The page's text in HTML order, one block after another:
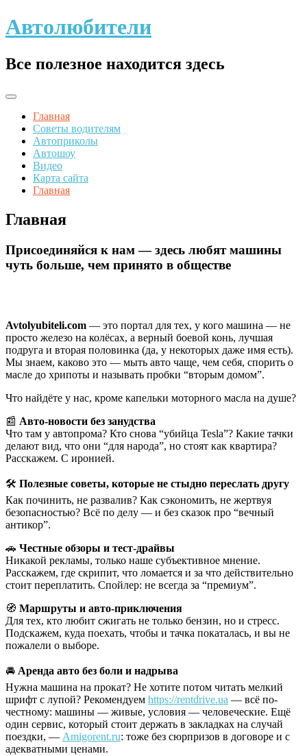
Skip
to
Автолюбители
Все полезное находится здесь
Главная
Советы водителям
Автоприколы
Автошоу
Видео
Карта сайта
Главная
Главная
Присоединяйся к нам — здесь любят машины
чуть больше, чем принято в обществе
Avtolyubiteli.com — это портал для тех, у кого машина — не
просто железо на колёсах, а верный боевой конь, лучшая
подруга и вторая половинка (да, у некоторых даже имя есть).
Мы знаем, каково это — мыть авто чаще, чем себя, спорить о
масле до хрипоты и называть пробки “вторым домом”.
Что найдёте у нас, кроме капельки моторного масла на душе?
📰 Авто-новости без занудства
Что там у автопрома? Кто снова “убийца Tesla”? Какие тачки
делают вид, что они “для народа”, но стоят как квартира?
Расскажем. С иронией.
🛠️ Полезные советы, которые не стыдно переслать другу
Как починить, не развалив? Как сэкономить, не жертвуя
безопасностью? Всё по делу — и без сказок про “вечный
антикор”.
🚗 Честные обзоры и тест-драйвы
Никакой рекламы, только наше субъективное мнение.
Расскажем, где скрипит, что ломается и за что действительно
стоит переплатить. Спойлер: не всегда за “премиум”.
🧭 Маршруты и авто-приключения
Для тех, кто любит сжигать не только бензин, но и стресс.
Подскажем, куда поехать, чтобы и тачка покаталась, и вы не
пожалели о выборе.
🚘 Аренда авто без боли и надрыва
Нужна машина на прокат? Не хотите потом читать мелкий
шрифт с лупой? Рекомендуем https://rentdrive.ua — всё по-
честному: машины — живые, условия — человеческие. Ещё
один сервис, который стоит держать в закладках на случай
поездки, — Amigorent.ru: тоже без сюрпризов в договоре и с
адекватными ценами.